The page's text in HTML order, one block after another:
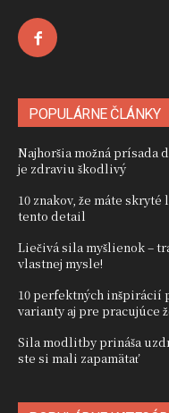
POPULÁRNE ČLÁNKY
Najhoršia možná prísada
je zdraviu škodlivý
10 znakov, že máte
tento detail
Liečivá sila myšlienok –
vlastnej mysle!
10 perfektných inšpirácií
varianty aj pre pracujúce
Sila modlitby prináša
ste si mali zapamätať